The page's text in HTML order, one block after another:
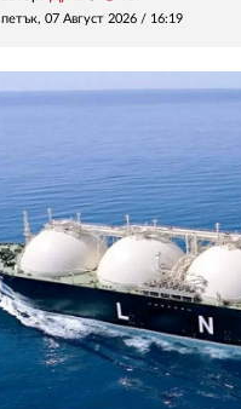
петък, 07 Август 2026 / 16:19